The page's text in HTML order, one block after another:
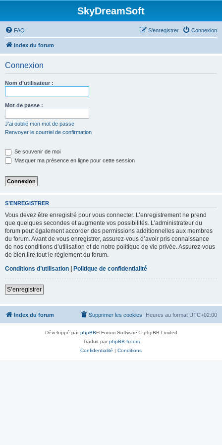
SkyDreamSoft
FAQ Connexion
S’enregistrer
Index du forum
Connexion
Nom d’utilisateur :
Mot de passe :
J’ai oublié mon mot de passe
Renvoyer le courriel de confirmation
Se souvenir de moi
Masquer ma présence en ligne pour cette session
S’ENREGISTRER
Vous devez être enregistré pour vous connecter. L’enregistrement ne prend
que quelques secondes et augmente vos possibilités. L’administrateur du
forum peut également accorder des permissions additionnelles aux membres
du forum. Avant de vous enregistrer, assurez-vous d’avoir pris connaissance
de nos conditions d’utilisation et de notre politique de vie privée. Assurez-vous
de bien lire tout le règlement du forum.
Conditions d’utilisation | Politique de confidentialité
S’enregistrer
Index du forum Heures au format UTC+02:00
Supprimer les cookies
Développé parphpBB® Forum Software © phpBB Limited
Traduit parphpBB-fr.com
Confidentialité | Conditions